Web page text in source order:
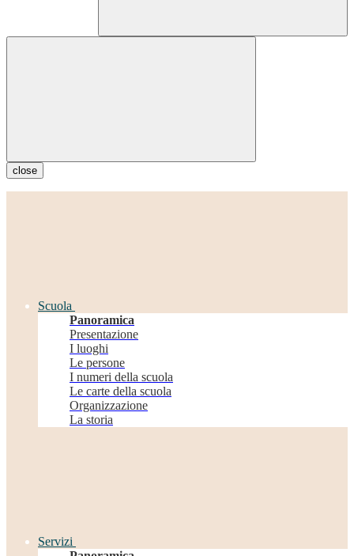
close
Scuola
Panoramica
Presentazione
I luoghi
Le persone
I numeri della scuola
Le carte della scuola
Organizzazione
La storia
Servizi